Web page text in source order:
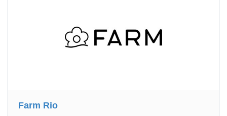
Farm Rio